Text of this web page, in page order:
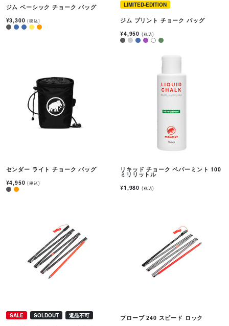
ジム ベーシック チョーク バッグ
¥3,300(税込)
LIMITED-EDITION
ジム プリント チョーク バッグ
¥4,950 (税込)
センダー ライト チョーク バッグ
¥4,950(税込)
リキッド チョーク ペパーミント 100
ミリリットル
¥1,980 (税込)
SALE SOLDOUT 返品不可
プローブ 240 スピード ロック